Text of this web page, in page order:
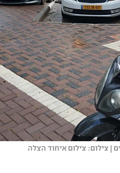
| צילום: צילום איחוד הצלה